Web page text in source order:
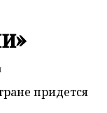
придется